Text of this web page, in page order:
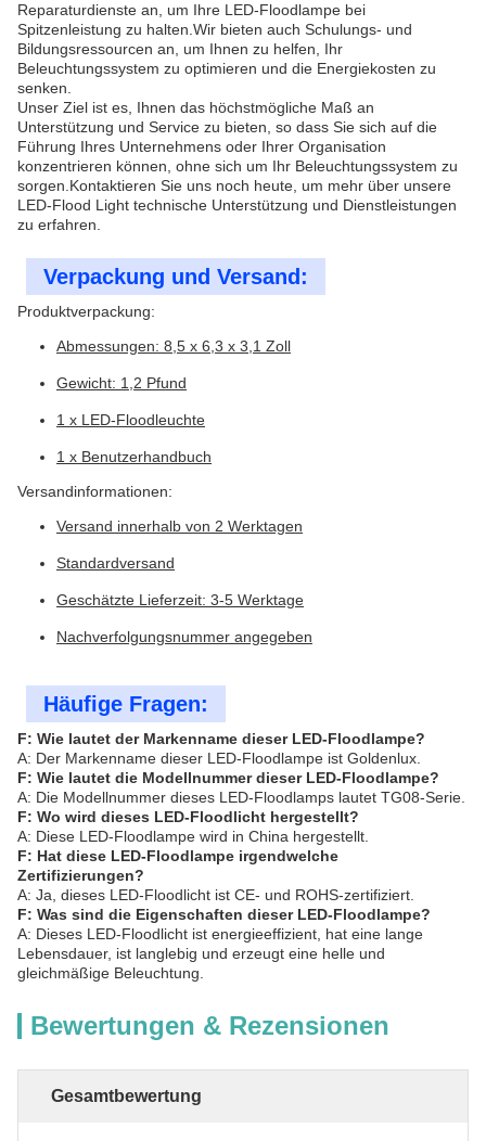
Reparaturdienste an, um Ihre LED-Floodlampe bei
Spitzenleistung zu halten.Wir bieten auch Schulungs- und
Bildungsressourcen an, um Ihnen zu helfen, Ihr
Beleuchtungssystem zu optimieren und die Energiekosten zu
senken.
Unser Ziel ist es, Ihnen das höchstmögliche Maß an
Unterstützung und Service zu bieten, so dass Sie sich auf die
Führung Ihres Unternehmens oder Ihrer Organisation
konzentrieren können, ohne sich um Ihr Beleuchtungssystem zu
sorgen.Kontaktieren Sie uns noch heute, um mehr über unsere
LED-Flood Light technische Unterstützung und Dienstleistungen
zu erfahren.
Verpackung und Versand:
Produktverpackung:
Abmessungen: 8,5 x 6,3 x 3,1 Zoll
Gewicht: 1,2 Pfund
1 x LED-Floodleuchte
1 x Benutzerhandbuch
Versandinformationen:
Versand innerhalb von 2 Werktagen
Standardversand
Geschätzte Lieferzeit: 3-5 Werktage
Nachverfolgungsnummer angegeben
Häufige Fragen:
F: Wie lautet der Markenname dieser LED-Floodlampe?
A: Der Markenname dieser LED-Floodlampe ist Goldenlux.
F: Wie lautet die Modellnummer dieser LED-Floodlampe?
A: Die Modellnummer dieses LED-Floodlamps lautet TG08-Serie.
F: Wo wird dieses LED-Floodlicht hergestellt?
A: Diese LED-Floodlampe wird in China hergestellt.
F: Hat diese LED-Floodlampe irgendwelche
Zertifizierungen?
A: Ja, dieses LED-Floodlicht ist CE- und ROHS-zertifiziert.
F: Was sind die Eigenschaften dieser LED-Floodlampe?
A: Dieses LED-Floodlicht ist energieeffizient, hat eine lange
Lebensdauer, ist langlebig und erzeugt eine helle und
gleichmäßige Beleuchtung.
Bewertungen & Rezensionen
Gesamtbewertung